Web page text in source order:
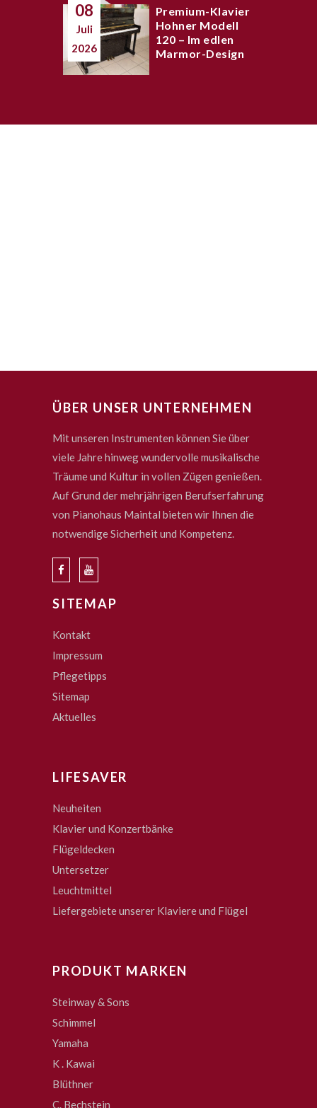
08
Juli
2026
Premium-Klavier
Hohner Modell
120 – Im edlen
Marmor-Design
ÜBER UNSER UNTERNEHMEN
Mit unseren Instrumenten können Sie über
viele Jahre hinweg wundervolle musikalische
Träume und Kultur in vollen Zügen genießen.
Auf Grund der mehrjährigen Berufserfahrung
von Pianohaus Maintal bieten wir Ihnen die
notwendige Sicherheit und Kompetenz.
SITEMAP
Kontakt
Impressum
Pflegetipps
Sitemap
Aktuelles
LIFESAVER
Neuheiten
Klavier und Konzertbänke
Flügeldecken
Untersetzer
Leuchtmittel
Liefergebiete unserer Klaviere und Flügel
PRODUKT MARKEN
Steinway & Sons
Schimmel
Yamaha
K . Kawai
Blüthner
C. Bechstein